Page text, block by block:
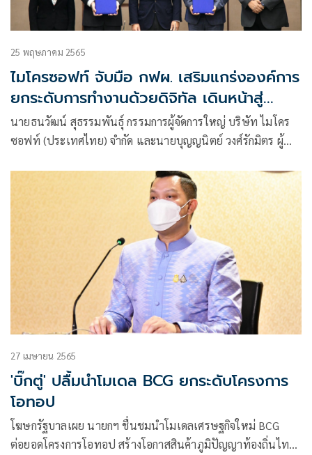
25 พฤษภาคม 2565
ไมโครซอฟท์ จับมือ กฟผ. เสริมแกร่งองค์การ
ยกระดับการทำงานด้วยดิจิทัล เดินหน้าสู่
เศรษฐกิจสีเขียว สร้างนวัตกรรมพลังงาน
ผลักดันประเทศไทยสู่สังคมปลอดคาร์บอน
นายธนวัฒน์ สุธรรมพันธุ์ กรรมการผู้จัดการใหญ่ บริษัท ไมโคร
ซอฟท์ (ประเทศไทย) จำกัด และนายบุญญนิตย์ วงศ์รักมิตร ผู้
27 เมษายน 2565
'บิ๊กตู่' ปลื้มนำโมเดล BCG ยกระดับโครงการ
โอทอป
โฆษกรัฐบาลเผย นายกฯ ชื่นชมนำโมเดลเศรษฐกิจใหม่ BCG
ต่อยอดโครงการโอทอป สร้างโอกาสสินค้าภูมิปัญญาท้องถิ่นไทย